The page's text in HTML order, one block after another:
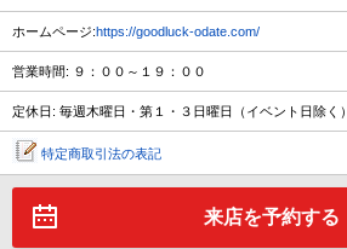
ホームページ:https://goodluck-odate.com/
営業時間: ９：００～１９：００
定休日: 毎週木曜日・第１・３日曜日（イベント日除く）
特定商取引法の表記
来店を予約する